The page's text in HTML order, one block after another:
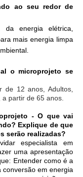
ao seu redor de
energia elétrica,
mais energia limpa
o microprojeto se
de 12 anos, Adultos,
partir de 65 anos.
- O que vai
Explique de que
serão realizadas?
especialista em
uma apresentação
Entender como é a
em energia